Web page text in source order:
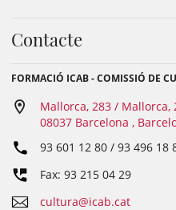
Contacte
FORMACIÓ ICAB - COMISSIÓ DE
Mallorca, 283 / Mallorca,
08037 Barcelona ,
93 601 12 80 / 93 496 18
Fax: 93 215 04 29
cultura@icab.cat